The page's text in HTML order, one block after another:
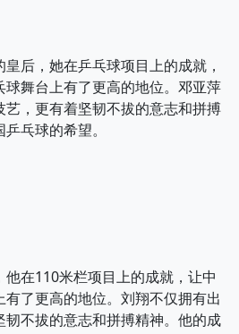
后，她在乒乓球项目上的成就，
舞台上有了更高的地位。邓亚萍
，更有着坚韧不拔的意志和拼搏
乓球的希望。
在110米栏项目上的成就，让中
了更高的地位。刘翔不仅拥有出
不拔的意志和拼搏精神。他的成